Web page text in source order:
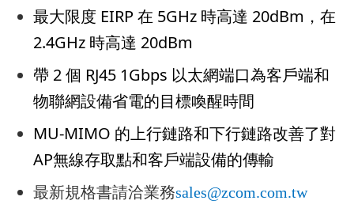
最大限度 EIRP 在 5GHz 時高達 20dBm，在
2.4GHz 時高達 20dBm
帶 2 個 RJ45 1Gbps 以太網端口為客戶端和
物聯網設備省電的目標喚醒時間
MU-MIMO 的上行鏈路和下行鏈路改善了對
AP無線存取點和客戶端設備的傳輸
最新規格書請洽業務sales@zcom.com.tw